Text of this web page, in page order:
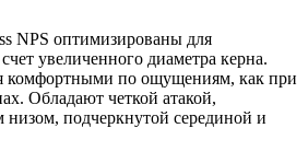
NPS оптимизированы для
увеличенного диаметра керна.
комфортными по ощущениям, как при
Обладают четкой атакой,
подчеркнутой серединой и